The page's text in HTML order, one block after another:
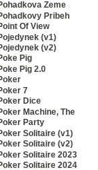
Zeme
Pribeh
Of View
(v1)
(v2)
Pig
Pig 2.0
7
Dice
Machine, The
Party
Solitaire (v1)
Solitaire (v2)
Solitaire 2023
Solitaire 2024